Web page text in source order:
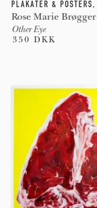
PLAKATER & POSTERS,
Rose Marie Brøgger
Other Eye
350 DKK